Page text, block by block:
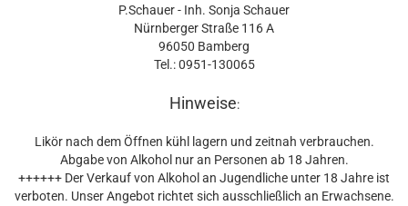
P.Schauer - Inh. Sonja Schauer
Nürnberger Straße 116 A
96050 Bamberg
Tel.: 0951-130065
Hinweise:
Likör nach dem Öffnen kühl lagern und zeitnah verbrauchen.
Abgabe von Alkohol nur an Personen ab 18 Jahren.
++++++ Der Verkauf von Alkohol an Jugendliche unter 18 Jahre ist
verboten. Unser Angebot richtet sich ausschließlich an Erwachsene.